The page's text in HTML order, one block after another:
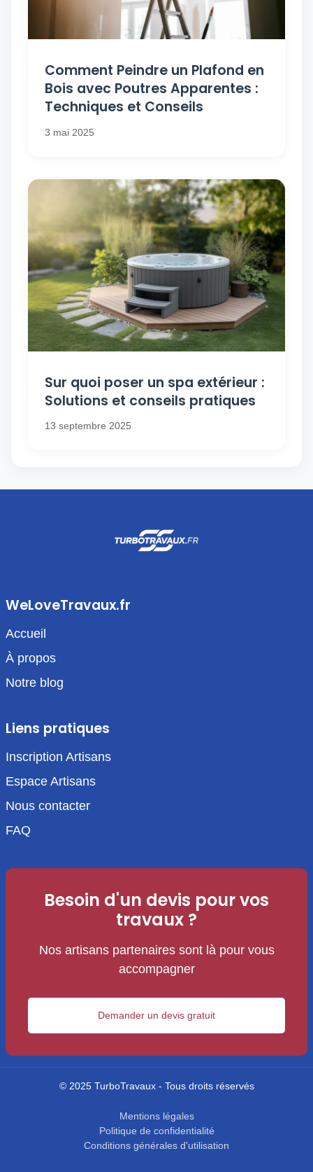
Comment Peindre un Plafond en
Bois avec Poutres Apparentes :
Techniques et Conseils
3 mai 2025
Sur quoi poser un spa extérieur :
Solutions et conseils pratiques
13 septembre 2025
WeLoveTravaux.fr
Accueil
À propos
Notre blog
Liens pratiques
Inscription Artisans
Espace Artisans
Nous contacter
FAQ
Besoin d'un devis pour vos
travaux ?
Nos artisans partenaires sont là pour vous
accompagner
Demander un devis gratuit
© 2025 TurboTravaux - Tous droits réservés
Mentions légales
Politique de confidentialité
Conditions générales d'utilisation